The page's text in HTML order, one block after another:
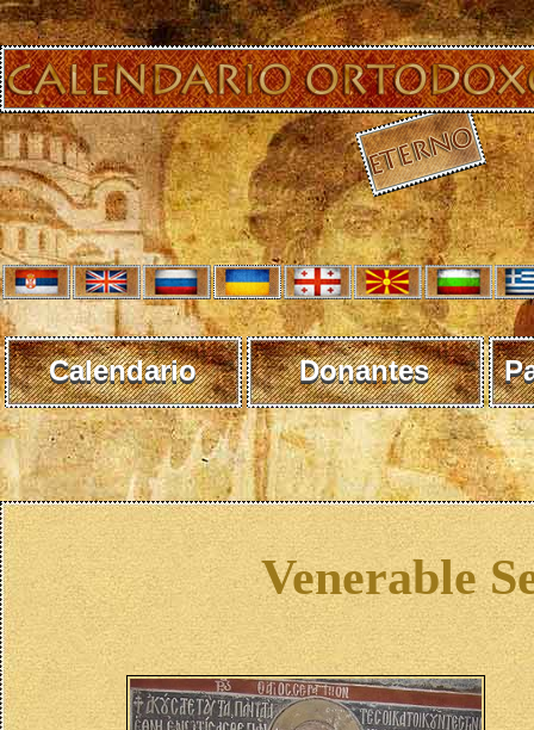
Calendario Donantes
Venerable